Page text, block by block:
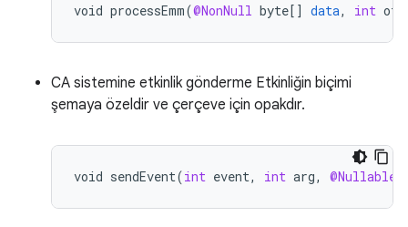
void processEmm(@NonNull byte[] data, int
CA sistemine etkinlik gönderme Etkinliğin biçimi
şemaya özeldir ve çerçeve için opakdır.
void sendEvent(int event, int arg, @Nullable